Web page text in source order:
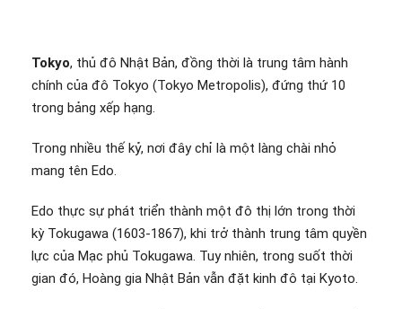
Tokyo, thủ đô Nhật Bản, đồng thời là trung tâm hành
chính của đô Tokyo (Tokyo Metropolis), đứng thứ 10
trong bảng xếp hạng.
Trong nhiều thế kỷ, nơi đây chỉ là một làng chài nhỏ
mang tên Edo.
Edo thực sự phát triển thành một đô thị lớn trong thời
kỳ Tokugawa (1603-1867), khi trở thành trung tâm quyền
lực của Mạc phủ Tokugawa. Tuy nhiên, trong suốt thời
gian đó, Hoàng gia Nhật Bản vẫn đặt kinh đô tại Kyoto.